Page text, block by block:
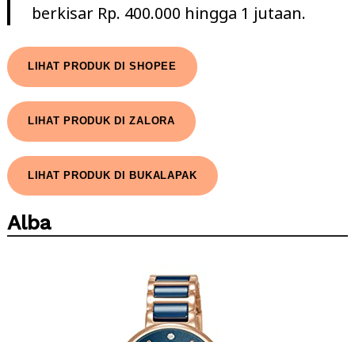
berkisar Rp. 400.000 hingga 1 jutaan.
LIHAT PRODUK DI SHOPEE
LIHAT PRODUK DI ZALORA
LIHAT PRODUK DI BUKALAPAK
Alba
for: